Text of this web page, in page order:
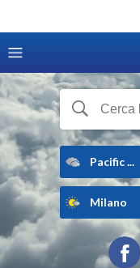
Pacific ...
Milano